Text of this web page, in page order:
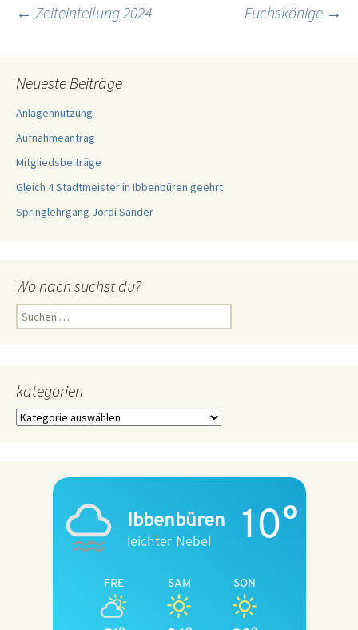
Beitragsnavigation
← Zeiteinteilung 2024 Fuchskönige →
Neueste Beiträge
Anlagennutzung
Aufnahmeantrag
Mitgliedsbeiträge
Gleich 4 Stadtmeister in Ibbenbüren geehrt
Springlehrgang Jordi Sander
Wo nach suchst du?
Suchen
nach:
kategorien
kategorien
Ibbenbüren
leichter Nebel 10°
FRE SAM SON